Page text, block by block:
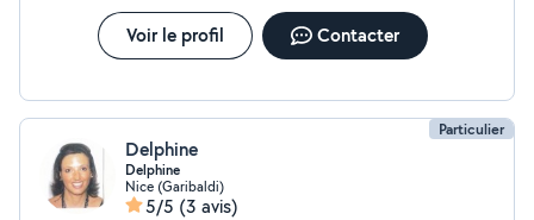
Voir le profil Contacter
Particulier
Delphine
Delphine
Nice (Garibaldi)
5/5 (3 avis)